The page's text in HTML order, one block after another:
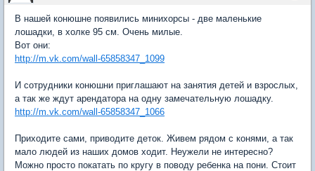
В нашей конюшне появились минихорсы - две маленькие
лошадки, в холке 95 см. Очень милые.
Вот они:
http://m.vk.com/wall-65858347_1099
И сотрудники конюшни приглашают на занятия детей и взрослых,
а так же ждут арендатора на одну замечательную лошадку.
http://m.vk.com/wall-65858347_1066
Приходите сами, приводите деток. Живем рядом с конями, а так
мало людей из наших домов ходит. Неужели не интересно?
Можно просто покатать по кругу в поводу ребенка на пони. Стоит